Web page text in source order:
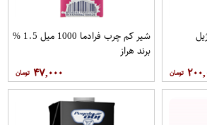
شیر کم چرب فرادما 1000 میل 1.5 %
برند هراز
۴۷,۰۰۰